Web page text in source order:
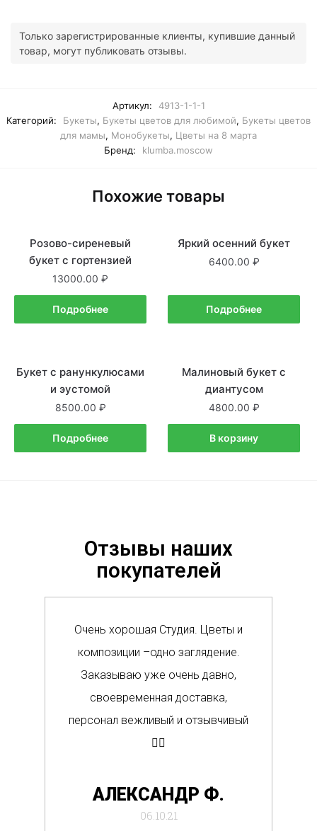
Только зарегистрированные клиенты, купившие данный
товар, могут публиковать отзывы.
Артикул:
4913-1-1-1
Категорий:
Букеты, Букеты цветов для любимой, Букеты цветов
для мамы, Монобукеты, Цветы на 8 марта
Бренд:
klumba.moscow
Похожие товары
Нет в наличии
Розово-сиреневый
букет с гортензией
13000.00
Подробнее
Нет в наличии
Яркий осенний букет
6400.00
Подробнее
Нет в наличии
Букет с ранункулюсами
и эустомой
8500.00
Подробнее
В наличии
Малиновый букет с
диантусом
4800.00
В корзину
Отзывы наших
покупателей
Очень хорошая Студия. Цветы и
композиции –одно заглядение.
Заказываю уже очень давно,
своевременная доставка,
персонал вежливый и отзывчивый
👍🏼
АЛЕКСАНДР Ф.
06.10.21